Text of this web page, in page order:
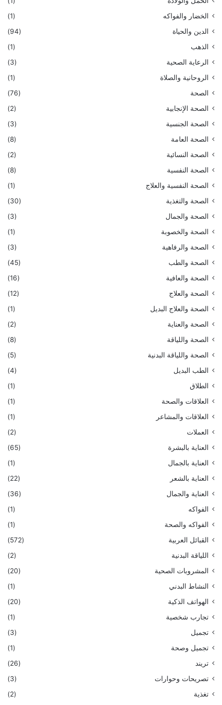
الخضار والفواكه
(1)
الدين والحياة
(94)
الذهب
(1)
الرعاية الصحية
(3)
الروحانية والصلاة
(1)
الصحة
(76)
الصحة الإنجابية
(2)
الصحة الجنسية
(3)
الصحة العامة
(8)
الصحة النسائية
(2)
الصحة النفسية
(8)
الصحة النفسية والعلاج
(1)
الصحة والتغذية
(30)
الصحة والجمال
(3)
الصحة والخصوبة
(1)
الصحة والرفاهية
(3)
الصحة والطب
(45)
الصحة والعافية
(16)
الصحة والعلاج
(12)
الصحة والعلاج البديل
(1)
الصحة والعناية
(2)
الصحة واللياقة
(8)
الصحة واللياقة البدنية
(5)
الطب البديل
(4)
الطلاق
(1)
العلاقات والصحة
(1)
العلاقات والمشاعر
(1)
العملات
(2)
العناية بالبشرة
(65)
العناية بالجمال
(1)
العناية بالشعر
(22)
العناية والجمال
(36)
الفواكه
(1)
الفواكه والصحة
(1)
القبائل العربية
(572)
اللياقة البدنية
(2)
المشروبات الصحية
(20)
النشاط البدني
(1)
الهواتف الذكية
(20)
تجارب شخصية
(1)
تجميل
(3)
تجميل وصحة
(1)
تريند
(26)
تصريحات وحوارات
(3)
تغذية
(2)